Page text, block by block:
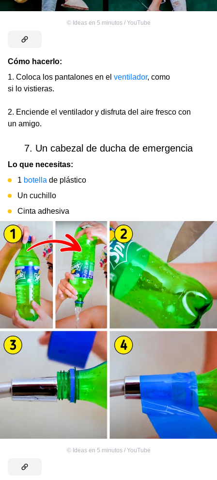
© Ideas en 5 minutos / YouTube
Cómo hacerlo:
1. Coloca los pantalones en el ventilador, como
si lo vistieras.
2. Enciende el ventilador y disfruta del aire fresco con
un amigo.
7. Un cabezal de ducha de emergencia
Lo que necesitas:
1 botella de plástico
Un cuchillo
Cinta adhesiva
© Ideas en 5 minutos / YouTube